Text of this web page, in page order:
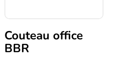
Couteau office
BBR